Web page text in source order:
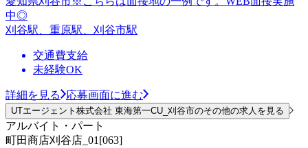
中◎
刈谷駅、重原駅、刈谷市駅
交通費支給
未経験OK
詳細を見る 応募画面に進む
UTエージェント株式会社 東海第一CU_刈谷市のその他の求人を見る
アルバイト・パート
町田商店刈谷店_01[063]